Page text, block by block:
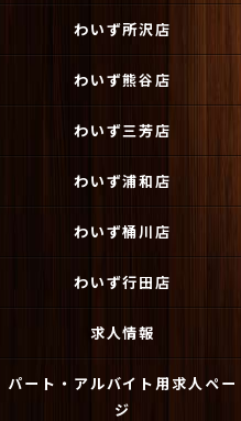
わいず所沢店
わいず熊谷店
わいず三芳店
わいず浦和店
わいず桶川店
わいず行田店
求人情報
パート・アルバイト用求人ペー
ジ